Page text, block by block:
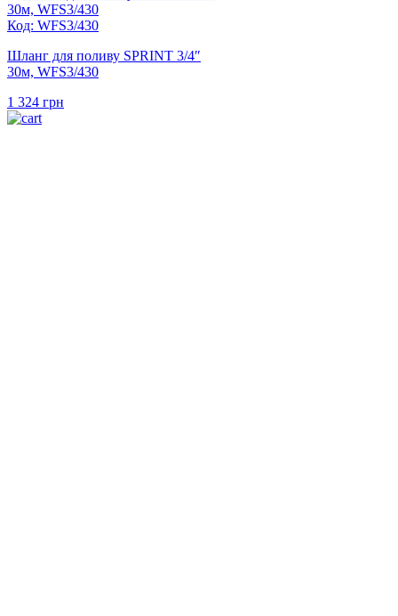
Код: WFS3/430
Шланг для поливу SPRINT 3/4″
30м, WFS3/430
1 324 грн